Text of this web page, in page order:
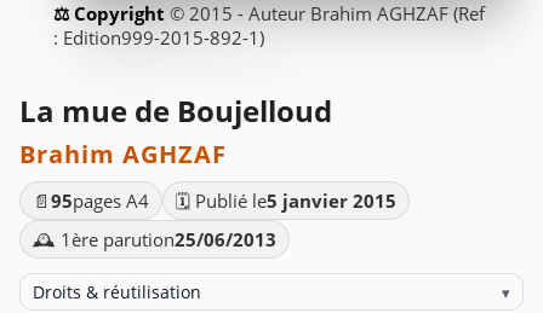
© 2015 - Auteur Brahim AGHZAF (Ref
: Edition999-2015-892-1)
La mue de Boujelloud
Brahim AGHZAF
📄 95pages A4 🗓️ Publié le5 janvier 2015
🕰️ 1ère parution25/06/2013
Droits & réutilisation ▾